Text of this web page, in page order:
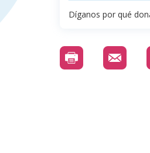
Díganos por qué